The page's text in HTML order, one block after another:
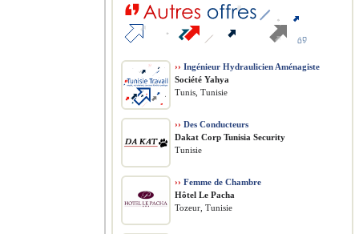
›› Ingénieur Hydraulicien Aménagiste
Société Yahya
Tunis, Tunisie
›› Des Conducteurs
Dakat Corp Tunisia Security
Tunisie
›› Femme de Chambre
Hôtel Le Pacha
Tozeur, Tunisie